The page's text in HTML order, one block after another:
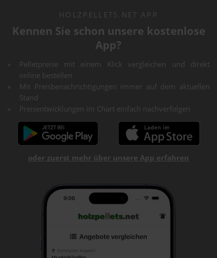
HOLZPELLETS.NET APP
Kennen Sie schon unsere kostenlose
App?
Pelletpreise mit einem Klick vergleichen und direkt
online bestellen
Mit Preisbenachrichtigungen immer auf dem aktuellen
Stand
Preisentwicklungen im Chart einfach nachverfolgen
oder zuerst mehr über unsere App erfahren